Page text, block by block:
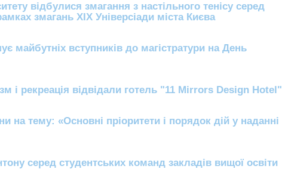
відбулися змагання з настільного тенісу серед
змагань XIХ Універсіади міста Києва
майбутніх вступників до магістратури на День
і рекреація відвідали готель "11 Mirrors Design Hotel"
на тему: «Основнi прiоритети i порядок дiй у наданнi
серед студентських команд закладів вищої освіти